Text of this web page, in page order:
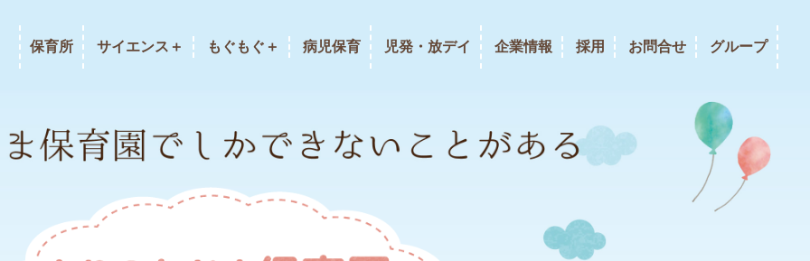
保育所 サイエンス＋ もぐもぐ＋ 病児保育 児発・放デイ 企業情報 採用 お問合せ グループ